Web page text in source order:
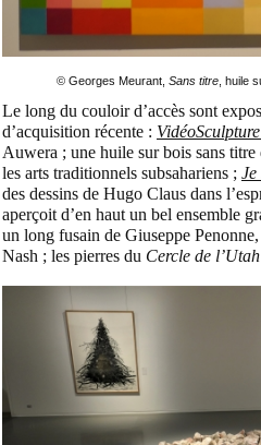
© Georges Meurant, Sans titre , huile
Le long du couloir d’accès sont
d’acquisition récente :
Auwera ; une huile sur bois sans titre
les arts traditionnels subsahariens ; Je
des dessins de Hugo Claus dans
aperçoit d’en haut un bel ensemble
un long fusain de Giuseppe Penonne,
Nash ; les pierres du Cercle de l’Utah